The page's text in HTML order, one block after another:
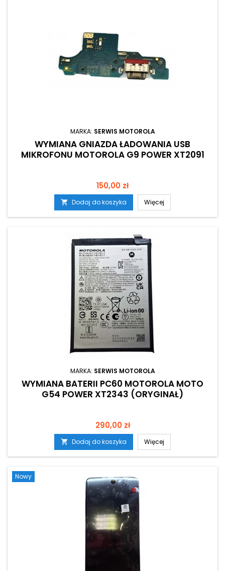
MARKA: SERWIS MOTOROLA
WYMIANA GNIAZDA ŁADOWANIA USB
MIKROFONU MOTOROLA G9 POWER XT2091
Cena
150,00 zł
 Dodaj do koszyka Więcej
MARKA: SERWIS MOTOROLA
WYMIANA BATERII PC60 MOTOROLA MOTO
G54 POWER XT2343 (ORYGINAŁ)
Cena
290,00 zł
 Dodaj do koszyka Więcej
Nowy